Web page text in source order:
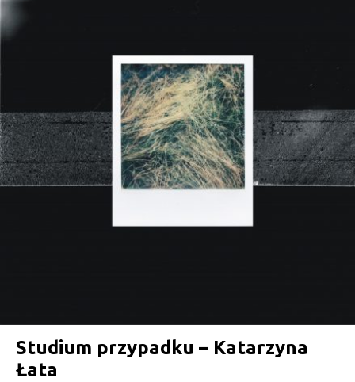
Studium przypadku – Katarzyna
Łata